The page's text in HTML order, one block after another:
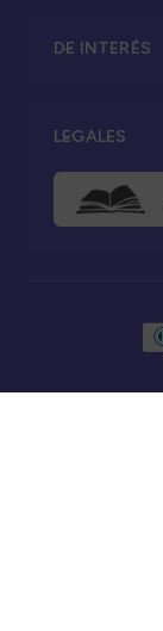
DE INTERÉS
LEGALES